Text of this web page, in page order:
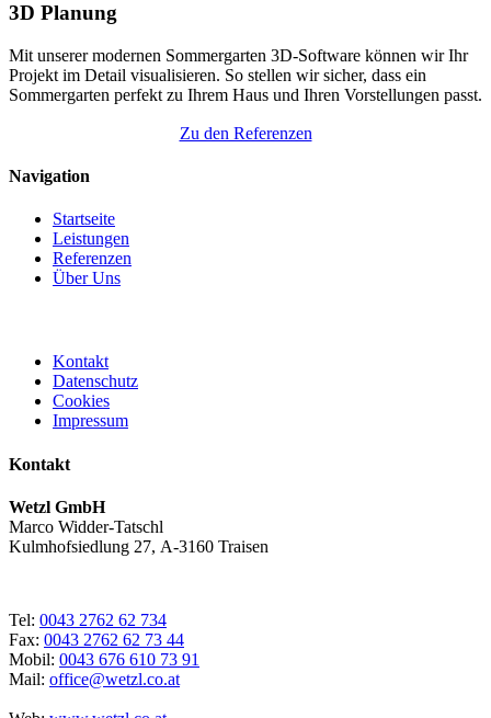
3D Planung
Mit unserer modernen Sommergarten 3D-Software können wir Ihr
Projekt im Detail visualisieren. So stellen wir sicher, dass ein
Sommergarten perfekt zu Ihrem Haus und Ihren Vorstellungen passt.
Zu den Referenzen
Navigation
Startseite
Leistungen
Referenzen
Über Uns
Kontakt
Datenschutz
Cookies
Impressum
Kontakt
Wetzl GmbH
Marco Widder-Tatschl
Kulmhofsiedlung 27, A-3160 Traisen
Tel: 0043 2762 62 734
Fax: 0043 2762 62 73 44
Mobil: 0043 676 610 73 91
Mail: office@wetzl.co.at